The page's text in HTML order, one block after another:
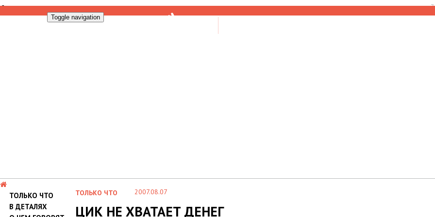
Toggle navigation
ТОЛЬКО ЧТО
В ДЕТАЛЯХ
ТОЛЬКО ЧТО 2007.08.07
ЦИК НЕ ХВАТАЕТ ДЕНЕГ